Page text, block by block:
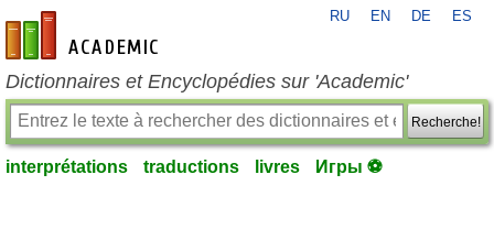
fr-academic.com
RU EN DE ES
Dictionnaires et Encyclopédies sur 'Academic'
Recherche!
interprétations traductions livres Игры ⚽